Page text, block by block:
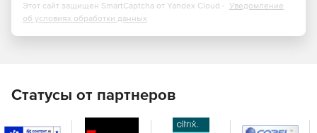
Этот сайт защищен SmartCaptcha от Yandex Cloud - Уведомление
об условиях обработки данных
Статусы от партнеров